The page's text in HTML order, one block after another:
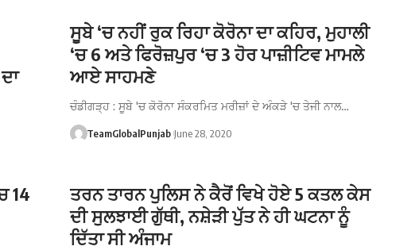
ਸੂਬੇ ‘ਚ ਨਹੀਂ ਰੁਕ ਰਿਹਾ ਕੋਰੋਨਾ ਦਾ ਕਹਿਰ, ਮੁਹਾਲੀ
‘ਚ 6 ਅਤੇ ਫਿਰੋਜ਼ਪੁਰ ‘ਚ 3 ਹੋਰ ਪਾਜ਼ੀਟਿਵ ਮਾਮਲੇ
ਆਏ ਸਾਹਮਣੇ
ਚੰਡੀਗੜ੍ਹ : ਸੂਬੇ 'ਚ ਕੋਰੋਨਾ ਸੰਕਰਮਿਤ ਮਰੀਜ਼ਾਂ ਦੇ ਅੰਕੜੇ 'ਚ ਤੇਜੀ ਨਾਲ…
TeamGlobalPunjab June 28, 2020
14
ਤਰਨ ਤਾਰਨ ਪੁਲਿਸ ਨੇ ਕੈਰੋਂ ਵਿਖੇ ਹੋਏ 5 ਕਤਲ ਕੇਸ
ਦੀ ਸੁਲਝਾਈ ਗੁੱਥੀ, ਨਸ਼ੇੜੀ ਪੁੱਤ ਨੇ ਹੀ ਘਟਨਾ ਨੂੰ
ਦਿੱਤਾ ਸੀ ਅੰਜਾਮ